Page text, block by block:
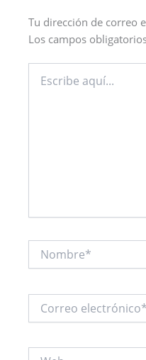
Tu dirección de correo
Los campos
aquí...
Nombre*
electrónico*